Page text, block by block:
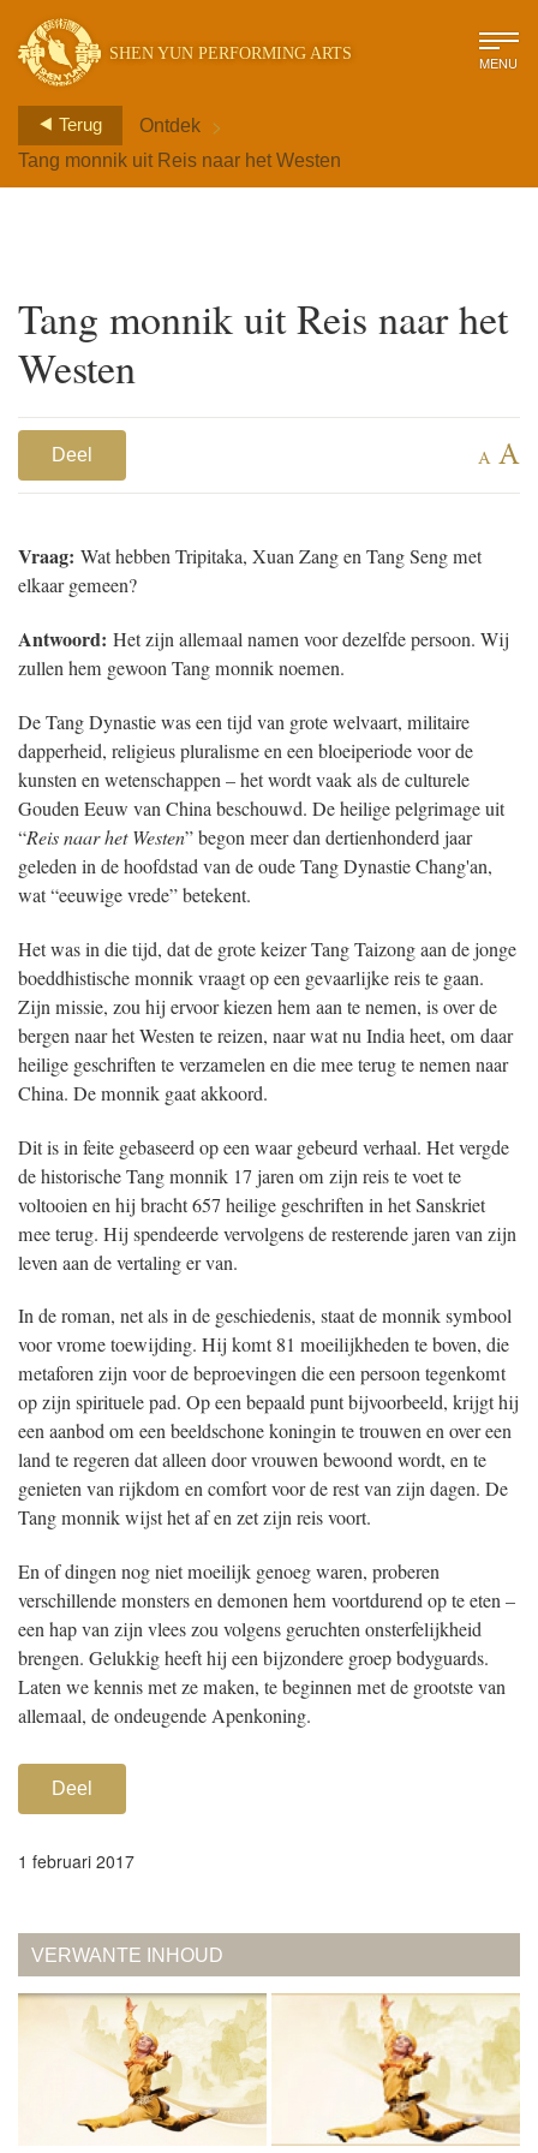
SHEN YUN PERFORMING ARTS MENU
Terug Ontdek >
Tang monnik uit Reis naar het Westen
Tang monnik uit Reis naar het
Westen
Deel A A
Vraag: Wat hebben Tripitaka, Xuan Zang en Tang Seng met
elkaar gemeen?
Antwoord: Het zijn allemaal namen voor dezelfde persoon. Wij
zullen hem gewoon Tang monnik noemen.
De Tang Dynastie was een tijd van grote welvaart, militaire
dapperheid, religieus pluralisme en een bloeiperiode voor de
kunsten en wetenschappen – het wordt vaak als de culturele
Gouden Eeuw van China beschouwd. De heilige pelgrimage uit
“Reis naar het Westen” begon meer dan dertienhonderd jaar
geleden in de hoofdstad van de oude Tang Dynastie Chang'an,
wat “eeuwige vrede” betekent.
Het was in die tijd, dat de grote keizer Tang Taizong aan de jonge
boeddhistische monnik vraagt op een gevaarlijke reis te gaan.
Zijn missie, zou hij ervoor kiezen hem aan te nemen, is over de
bergen naar het Westen te reizen, naar wat nu India heet, om daar
heilige geschriften te verzamelen en die mee terug te nemen naar
China. De monnik gaat akkoord.
Dit is in feite gebaseerd op een waar gebeurd verhaal. Het vergde
de historische Tang monnik 17 jaren om zijn reis te voet te
voltooien en hij bracht 657 heilige geschriften in het Sanskriet
mee terug. Hij spendeerde vervolgens de resterende jaren van zijn
leven aan de vertaling er van.
In de roman, net als in de geschiedenis, staat de monnik symbool
voor vrome toewijding. Hij komt 81 moeilijkheden te boven, die
metaforen zijn voor de beproevingen die een persoon tegenkomt
op zijn spirituele pad. Op een bepaald punt bijvoorbeeld, krijgt hij
een aanbod om een beeldschone koningin te trouwen en over een
land te regeren dat alleen door vrouwen bewoond wordt, en te
genieten van rijkdom en comfort voor de rest van zijn dagen. De
Tang monnik wijst het af en zet zijn reis voort.
En of dingen nog niet moeilijk genoeg waren, proberen
verschillende monsters en demonen hem voortdurend op te eten –
een hap van zijn vlees zou volgens geruchten onsterfelijkheid
brengen. Gelukkig heeft hij een bijzondere groep bodyguards.
Laten we kennis met ze maken, te beginnen met de grootste van
allemaal, de ondeugende Apenkoning.
Deel
1 februari 2017
VERWANTE INHOUD